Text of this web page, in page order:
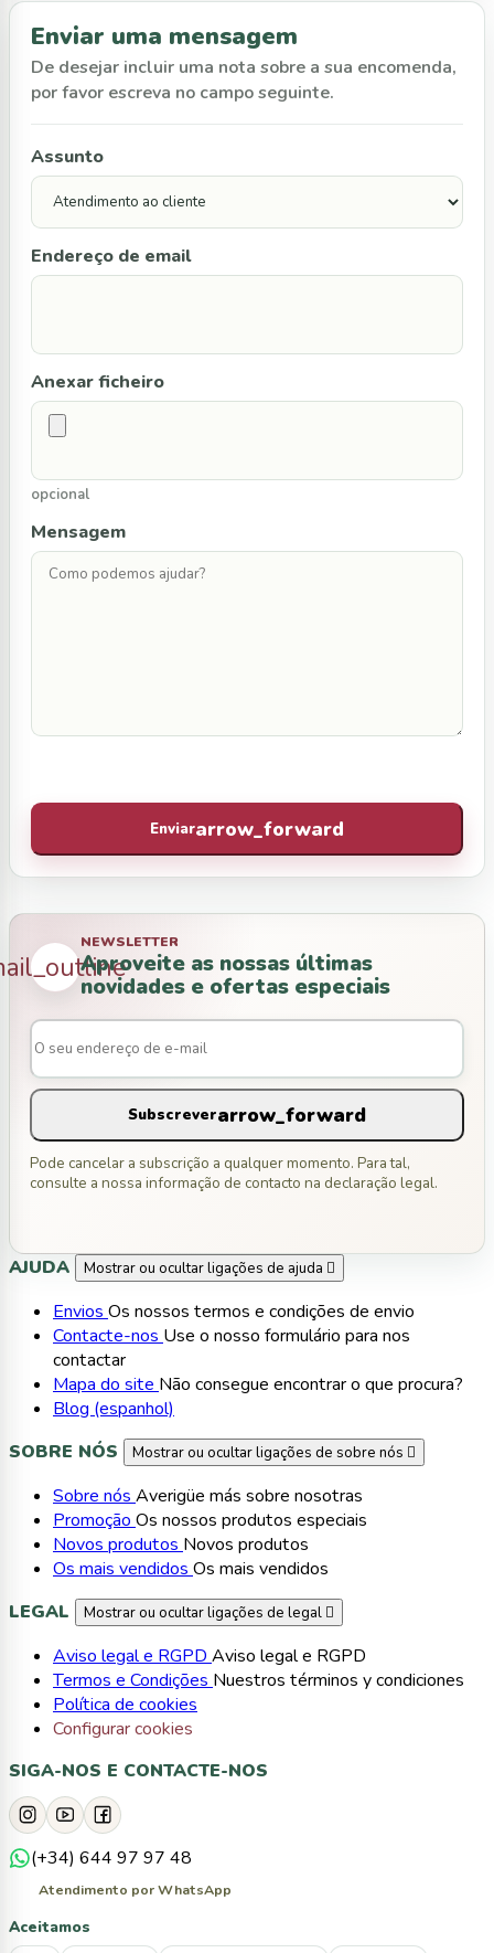
Enviar uma mensagem
De desejar incluir uma nota sobre a sua encomenda,
por favor escreva no campo seguinte.
Assunto
Endereço de email
Anexar ficheiro
opcional
Mensagem
Enviararrow_forward
NEWSLETTER
Aproveite as nossas últimas
novidades e ofertas especiais
Subscreverarrow_forward
Pode cancelar a subscrição a qualquer momento. Para tal,
consulte a nossa informação de contacto na declaração legal.
AJUDA Mostrar ou ocultar ligações de ajuda 
Envios Os nossos termos e condições de envio
Contacte-nos Use o nosso formulário para nos
contactar
Mapa do site Não consegue encontrar o que procura?
Blog (espanhol)
SOBRE NÓS
Mostrar ou ocultar ligações de sobre nós 
Sobre nós Averigüe más sobre nosotras
Promoção Os nossos produtos especiais
Novos produtos Novos produtos
Os mais vendidos Os mais vendidos
LEGAL
Mostrar ou ocultar ligações de legal 
Aviso legal e RGPD Aviso legal e RGPD
Termos e Condições Nuestros términos y condiciones
Política de cookies
Configurar cookies
SIGA-NOS E CONTACTE-NOS
(+34) 644 97 97 48
Atendimento por WhatsApp
Aceitamos